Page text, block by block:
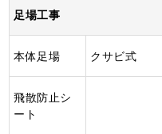
足場工事
本体足場 クサビ式
飛散防止シ
ート